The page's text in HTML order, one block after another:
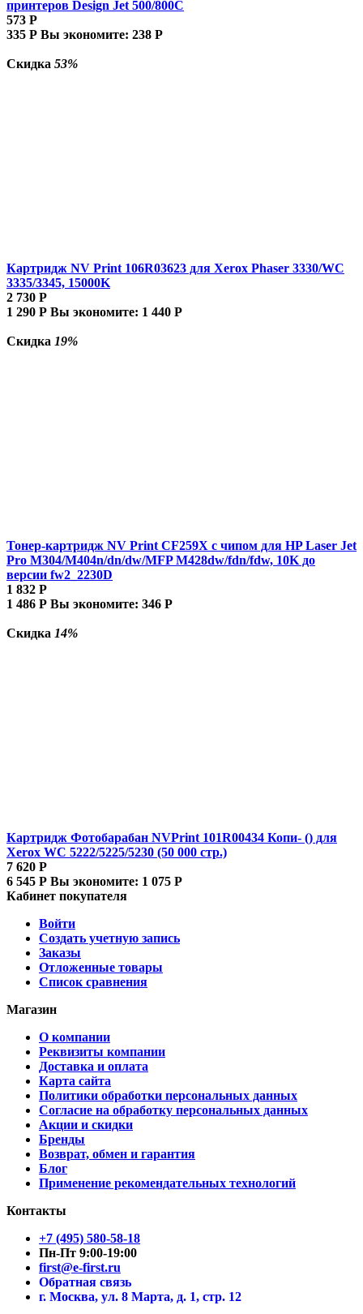
принтеров Design Jet 500/800C
573 Р
335 Р Вы экономите: 238 Р
Скидка 53%
Картридж NV Print 106R03623 для Xerox Phaser 3330/WC
3335/3345, 15000K
2 730 Р
1 290 Р Вы экономите: 1 440 Р
Скидка 19%
Тонер-картридж NV Print CF259X с чипом для HP Laser Jet
Pro M304/M404n/dn/dw/MFP M428dw/fdn/fdw, 10K до
версии fw2_2230D
1 832 Р
1 486 Р Вы экономите: 346 Р
Скидка 14%
Картридж Фотобарабан NVPrint 101R00434 Копи- () для
Xerox WC 5222/5225/5230 (50 000 стр.)
7 620 Р
6 545 Р Вы экономите: 1 075 Р
Кабинет покупателя
Войти
Создать учетную запись
Заказы
Отложенные товары
Список сравнения
Магазин
О компании
Реквизиты компании
Доставка и оплата
Карта сайта
Политики обработки персональных данных
Согласие на обработку персональных данных
Акции и скидки
Бренды
Возврат, обмен и гарантия
Блог
Применение рекомендательных технологий
Контакты
+7 (495) 580-58-18
Пн-Пт 9:00-19:00
first@e-first.ru
Обратная связь
г. Москва, ул. 8 Марта, д. 1, стр. 12